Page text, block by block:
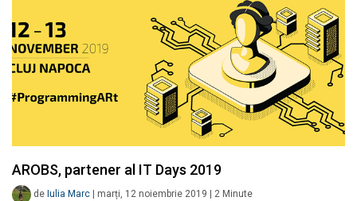
AROBS, partener al IT Days 2019
de Iulia Marc marți, 12 noiembrie 2019 2 Minute